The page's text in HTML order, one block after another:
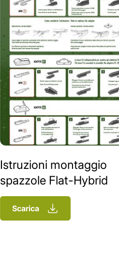
Istruzioni montaggio
spazzole Flat-Hybrid
Scarica